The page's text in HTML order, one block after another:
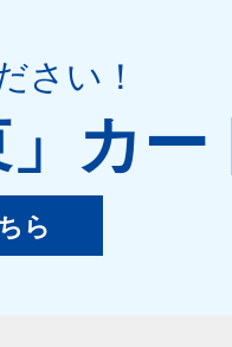
さい ！
カー
ら